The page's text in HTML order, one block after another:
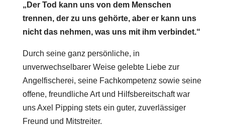
„Der Tod kann uns von dem Menschen
trennen, der zu uns gehörte, aber er kann uns
nicht das nehmen, was uns mit ihm verbindet.“
Durch seine ganz persönliche, in
unverwechselbarer Weise gelebte Liebe zur
Angelfischerei, seine Fachkompetenz sowie seine
offene, freundliche Art und Hilfsbereitschaft war
uns Axel Pipping stets ein guter, zuverlässiger
Freund und Mitstreiter.